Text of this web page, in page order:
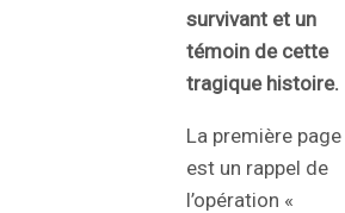
survivant et un
témoin de cette
tragique histoire.
La première page
est un rappel de
l’opération «